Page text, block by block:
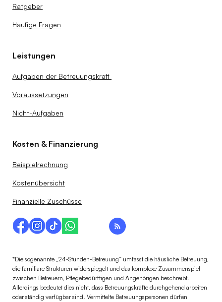
Ratgeber
Häufige Fragen
Leistungen
Aufgaben der Betreuungskraft
Voraussetzungen
Nicht-Aufgaben
Kosten & Finanzierung
Beispielrechnung
Kostenübersicht
Finanzielle Zuschüsse
*Die sogenannte „24-Stunden-Betreuung“ umfasst die häusliche Betreuung,
die familiäre Strukturen widerspiegelt und das komplexe Zusammenspiel
zwischen Betreuern, Pflegebedürftigen und Angehörigen beschreibt.
Allerdings bedeutet dies nicht, dass Betreuungskräfte durchgehend arbeiten
oder ständig verfügbar sind. Vermittelte Betreuungspersonen dürfen